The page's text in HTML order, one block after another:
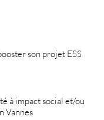
son projet ESS
à impact social et/ou
Vannes